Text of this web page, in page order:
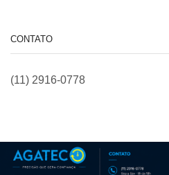
CONTATO
(11) 2916-0778